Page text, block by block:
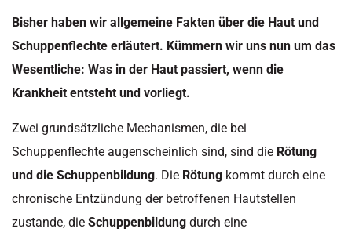
Bisher haben wir allgemeine Fakten über die Haut und
Schuppenflechte erläutert. Kümmern wir uns nun um das
Wesentliche: Was in der Haut passiert, wenn die
Krankheit entsteht und vorliegt.
Zwei grundsätzliche Mechanismen, die bei
Schuppenflechte augenscheinlich sind, sind die Rötung
und die Schuppenbildung. Die Rötung kommt durch eine
chronische Entzündung der betroffenen Hautstellen
zustande, die Schuppenbildung durch eine